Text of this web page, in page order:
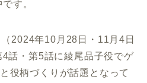
す。
（2024年10月28日・11月4日
話・第5話に綾尾品子役でゲ
役柄づくりが話題となって